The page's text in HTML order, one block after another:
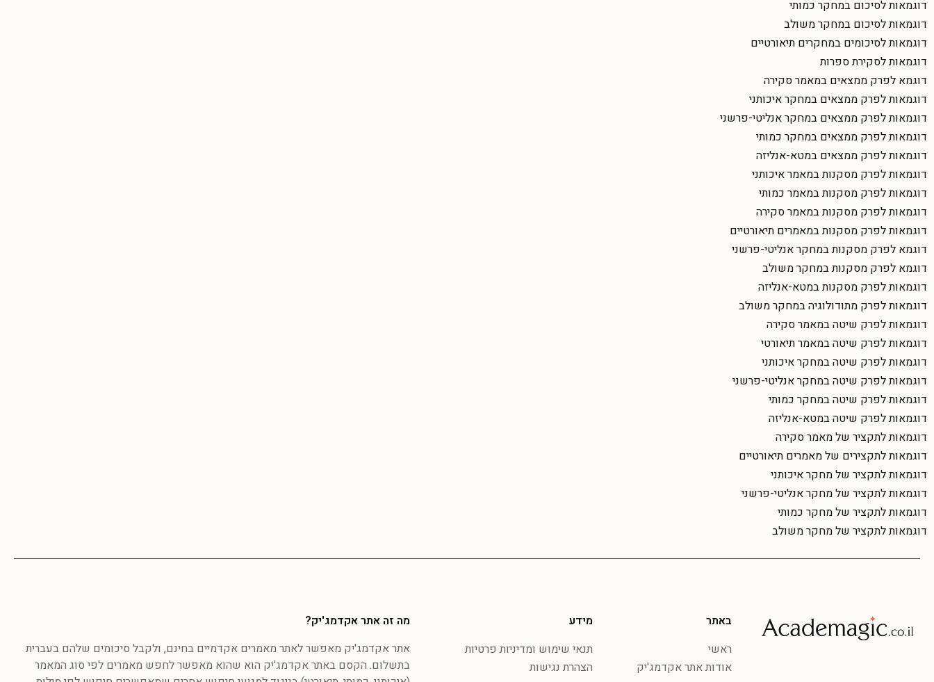
דוגמאות לסיכום במחקר כמותי
דוגמאות לסיכום במחקר משולב
דוגמאות לסיכומים במחקרים תיאורטיים
דוגמאות לסקירת ספרות
דוגמא לפרק ממצאים במאמר סקירה
דוגמאות לפרק ממצאים במחקר איכותני
דוגמאות לפרק ממצאים במחקר אנליטי-פרשני
דוגמאות לפרק ממצאים במחקר כמותי
דוגמאות לפרק ממצאים במטא-אנליזה
דוגמאות לפרק מסקנות במאמר איכותני
דוגמאות לפרק מסקנות במאמר כמותי
דוגמאות לפרק מסקנות במאמר סקירה
דוגמאות לפרק מסקנות במאמרים תיאורטיים
דוגמא לפרק מסקנות במחקר אנליטי-פרשני
דוגמא לפרק מסקנות במחקר משולב
דוגמאות לפרק מסקנות במטא-אנליזה
דוגמאות לפרק מתודולוגיה במחקר משולב
דוגמאות לפרק שיטה במאמר סקירה
דוגמאות לפרק שיטה במאמר תיאורטי
דוגמאות לפרק שיטה במחקר איכותני
דוגמאות לפרק שיטה במחקר אנליטי-פרשני
דוגמאות לפרק שיטה במחקר כמותי
דוגמאות לפרק שיטה במטא-אנליזה
דוגמאות לתקציר של מאמר סקירה
דוגמאות לתקצירים של מאמרים תיאורטיים
דוגמאות לתקציר של מחקר איכותני
דוגמאות לתקציר של מחקר אנליטי-פרשני
דוגמאות לתקציר של מחקר כמותי
דוגמאות לתקציר של מחקר משולב
באתר
ראשי
אודות אתר אקדמג'יק
מידע
תנאי שימוש ומדיניות פרטיות
הצהרת נגישות
מה זה אתר אקדמג'יק?
אתר אקדמג'יק מאפשר לאתר מאמרים אקדמיים בחינם, ולקבל סיכומים שלהם בעברית
בתשלום. הקסם באתר אקדמג'יק הוא שהוא מאפשר לחפש מאמרים לפי סוג המאמר